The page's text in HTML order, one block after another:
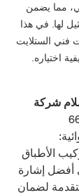
مما يضمن
لها. في هذا
فني الستلايت
اختياره.
شركة
الأطباق
أفضل إشارة
لضمان